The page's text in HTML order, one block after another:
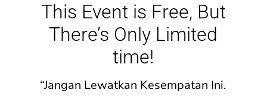
This Event is Free, But
There’s Only Limited
time!
“Jangan Lewatkan Kesempatan Ini.